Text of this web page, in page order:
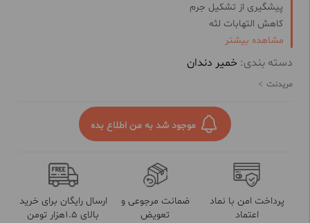
پیشگیری از تشکیل جرم
کاهش التهابات لثه
از بین برنده پلاک دندانی
سفید و درخشان کننده دندان
مشاهده بیشتر
دسته بندی: خمیر دندان
مریدنت
موجود شد به من اطلاع بده
پرداخت امن با نماد
اعتماد
ضمانت مرجوعی و
تعویض
ارسال رایگان برای خرید
بالای 1.5هزار تومن